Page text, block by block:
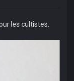
les cultistes.